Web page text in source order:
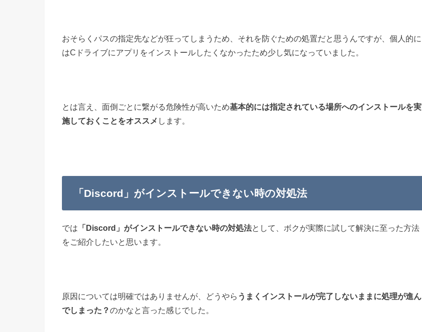
おそらくパスの指定先などが狂ってしまうため、それを防ぐための処置だと思うんですが、個人的に
はCドライブにアプリをインストールしたくなかったため少し気になっていました。
とは言え、面倒ごとに繋がる危険性が高いため基本的には指定されている場所へのインストールを実
施しておくことをオススメ します。
「Discord」がインストールできない時の対処法
では 「Discord」がインストールできない時の対処法として、ボクが実際に試して解決に至った方法
をご紹介したいと思います。
原因については明確ではありませんが、どうやら うまくインストールが完了しないままに処理が進ん
でしまった？のかなと言った感じでした。